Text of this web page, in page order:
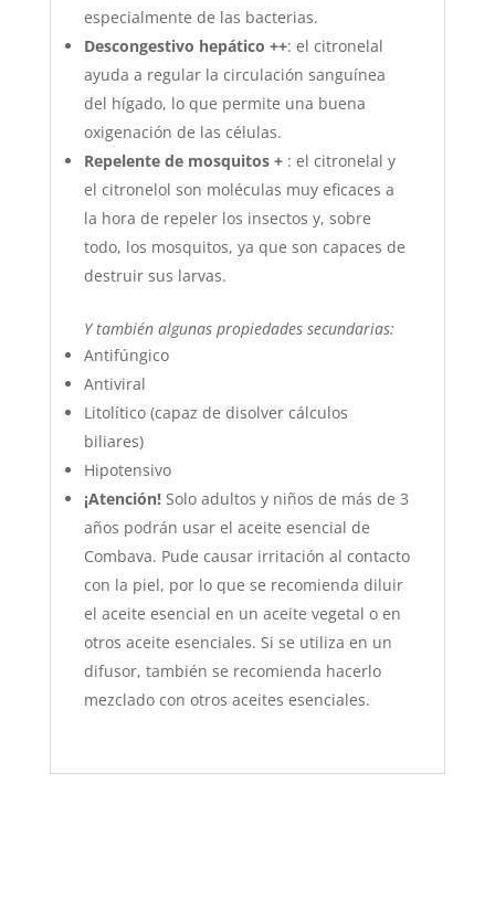
especialmente de las bacterias.
Descongestivo hepático ++: el citronelal
ayuda a regular la circulación sanguínea
del hígado, lo que permite una buena
oxigenación de las células.
Repelente de mosquitos + : el citronelal y
el citronelol son moléculas muy eficaces a
la hora de repeler los insectos y, sobre
todo, los mosquitos, ya que son capaces de
destruir sus larvas.
Y también algunas propiedades secundarias:
Antifúngico
Antiviral
Litolítico (capaz de disolver cálculos
biliares)
Hipotensivo
¡Atención! Solo adultos y niños de más de 3
años podrán usar el aceite esencial de
Combava. Pude causar irritación al contacto
con la piel, por lo que se recomienda diluir
el aceite esencial en un aceite vegetal o en
otros aceite esenciales. Si se utiliza en un
difusor, también se recomienda hacerlo
mezclado con otros aceites esenciales.